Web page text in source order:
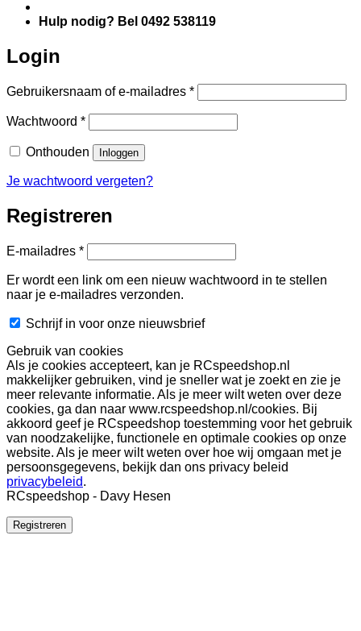
Hulp nodig? Bel 0492 538119
Login
Gebruikersnaam of e-mailadres *Vereist
Wachtwoord *Vereist
Onthouden Inloggen
Je wachtwoord vergeten?
Registreren
E-mailadres *Vereist
Er wordt een link om een nieuw wachtwoord in te stellen
naar je e-mailadres verzonden.
Schrijf in voor onze nieuwsbrief
Gebruik van cookies
Als je cookies accepteert, kan je RCspeedshop.nl
makkelijker gebruiken, vind je sneller wat je zoekt en zie je
meer relevante informatie. Als je meer wilt weten over deze
cookies, ga dan naar www.rcspeedshop.nl/cookies. Bij
akkoord geef je RCspeedshop toestemming voor het gebruik
van noodzakelijke, functionele en optimale cookies op onze
website. Als je meer wilt weten over hoe wij omgaan met je
persoonsgegevens, bekijk dan ons privacy beleid
privacybeleid.
RCspeedshop - Davy Hesen
Registreren